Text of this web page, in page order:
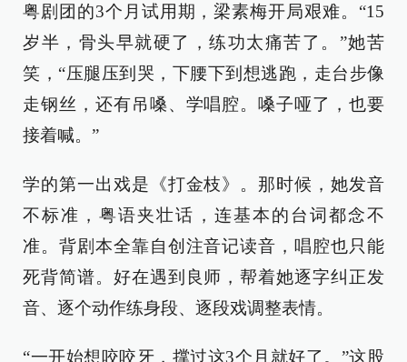
粤剧团的3个月试用期，梁素梅开局艰难。“15
岁半，骨头早就硬了，练功太痛苦了。”她苦
笑，“压腿压到哭，下腰下到想逃跑，走台步像
走钢丝，还有吊嗓、学唱腔。嗓子哑了，也要
接着喊。”
学的第一出戏是《打金枝》。那时候，她发音
不标准，粤语夹壮话，连基本的台词都念不
准。背剧本全靠自创注音记读音，唱腔也只能
死背简谱。好在遇到良师，帮着她逐字纠正发
音、逐个动作练身段、逐段戏调整表情。
“一开始想咬咬牙，撑过这3个月就好了。”这股